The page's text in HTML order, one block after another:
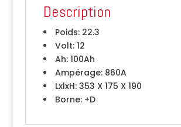
Description
Poids:22.3
Volt:12
Ah:100Ah
Ampérage:860A
LxlxH:353 X 175 X 190
Borne:+D